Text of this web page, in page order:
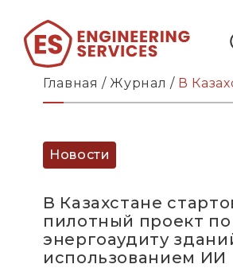
Главная / Журнал / В Казахстане стартовал пилотный
Новости
В Казахстане
пилотный проект
энергоаудиту
использованием ИИ